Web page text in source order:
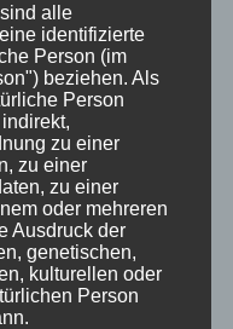
alle zu haben.
alle
identifizierte
Person (im
beziehen. Als
Person
zu einer
zu einer
zu einer
oder mehreren
Ausdruck der
genetischen,
kulturellen oder
Person